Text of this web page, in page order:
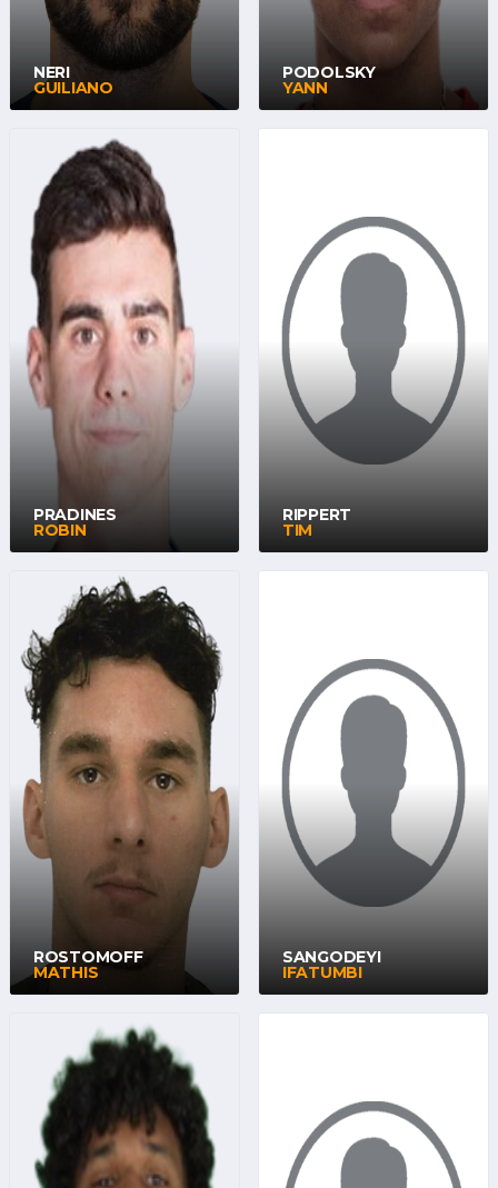
NERI
GUILIANO
PODOLSKY
YANN
PRADINES
ROBIN
RIPPERT
TIM
ROSTOMOFF
MATHIS
SANGODEYI
IFATUMBI